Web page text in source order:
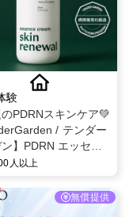
験
PDRNスキンケア💚
/ テンダー
】PDRN エッセン
80ml モニター募
人以上
無償提供